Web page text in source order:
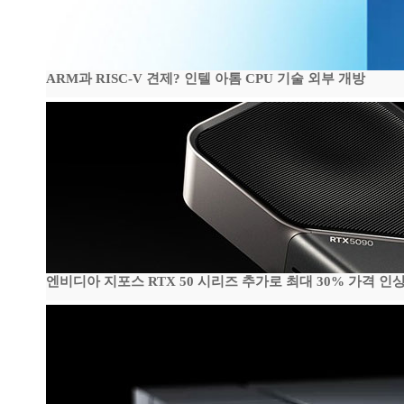
ARM과 RISC-V 견제? 인텔 아톰 CPU 기술 외부 개방
엔비디아 지포스 RTX 50 시리즈 추가로 최대 30% 가격 인